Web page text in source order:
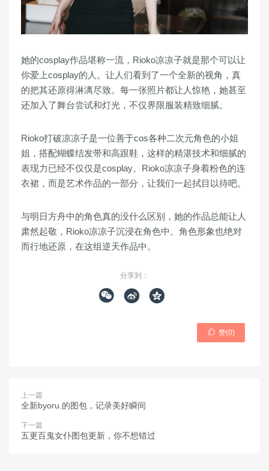
她的cosplay作品堪称一流，Rioko凉凉子就是那个可以让
你爱上cosplay的人。让人们看到了一个全新的视角，真
的把其还原得淋漓尽致。每一张照片都让人惊艳，她甚至
还加入了舞台尝试和灯光，不仅界限服装精致细腻。
Rioko打破凉凉子是一位善于cos各种二次元角色的小姐
姐，搭配蝴蝶结发带和高跟鞋，这样的精湛技术和细腻的
表现力已经不仅仅是cosplay。Rioko凉凉子身着粉色的连
衣裙，而是艺术作品的一部分，让我们一起拭目以待吧。
与明日方舟中的角色真的没什么区别，她的作品总能让人
肃然起敬，Rioko凉凉子沉浸在角色中。角色形象也绝对
而行地还原，在这组逆天作品中。
分享到：
  
 赞(0)
上一篇
全新byoru.的图包，记录美好瞬间
下一篇
五更百鬼女仆图包更新，你不想错过